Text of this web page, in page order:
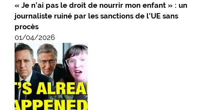
« Je n’ai pas le droit de nourrir mon enfant » : un
journaliste ruiné par les sanctions de l’UE sans
procès
01/04/2026